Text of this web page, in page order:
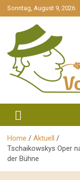
gehe
zum
Sonntag, August 9, 2026
Home
Aktuell
Tschaikowskys Oper
der Bühne